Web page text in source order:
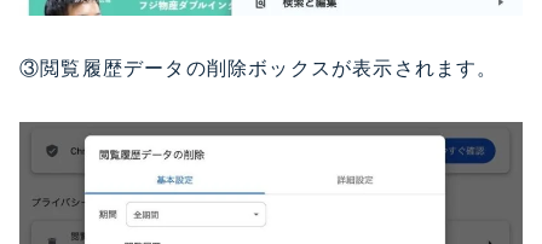
③閲覧履歴データの削除ボックスが表示されます。